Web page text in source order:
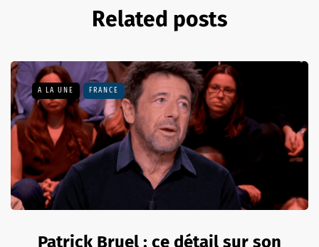
Related posts
A LA UNE FRANCE
Patrick Bruel : ce détail sur son